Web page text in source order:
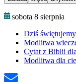
sobota 8 sierpnia
Dziś
Modlitwa
Cytat z Biblii
Modlitwa dla